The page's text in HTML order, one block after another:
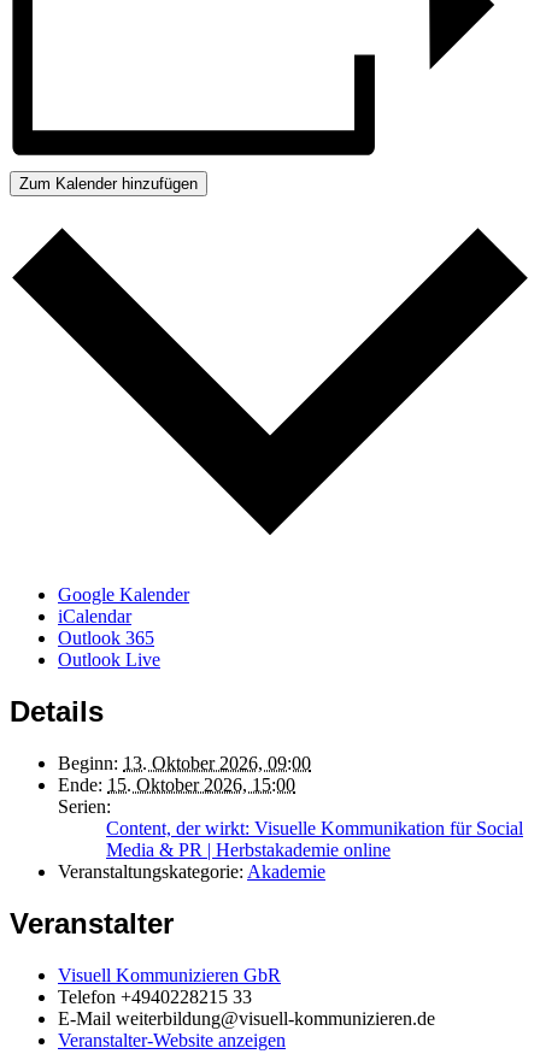
Zum Kalender hinzufügen
Google Kalender
iCalendar
Outlook 365
Outlook Live
Details
Beginn: 13. Oktober 2026, 09:00
Ende: 15. Oktober 2026, 15:00
Serien:
Content, der wirkt: Visuelle Kommunikation für Social
Media & PR | Herbstakademie online
Veranstaltungskategorie: Akademie
Veranstalter
Visuell Kommunizieren GbR
Telefon +4940228215 33
E-Mail weiterbildung@visuell-kommunizieren.de
Veranstalter-Website anzeigen